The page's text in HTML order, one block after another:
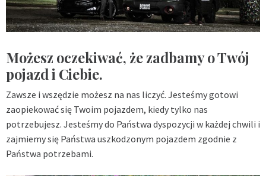
Możesz oczekiwać, że zadbamy o Twój
pojazd i Ciebie.
Zawsze i wszędzie możesz na nas liczyć. Jesteśmy gotowi
zaopiekować się Twoim pojazdem, kiedy tylko nas
potrzebujesz. Jesteśmy do Państwa dyspozycji w każdej chwili i
zajmiemy się Państwa uszkodzonym pojazdem zgodnie z
Państwa potrzebami.